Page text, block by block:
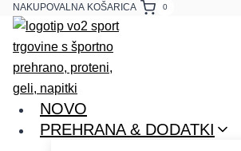
NAKUPOVALNA KOŠARICA 0
NOVO
PREHRANA & DODATKI